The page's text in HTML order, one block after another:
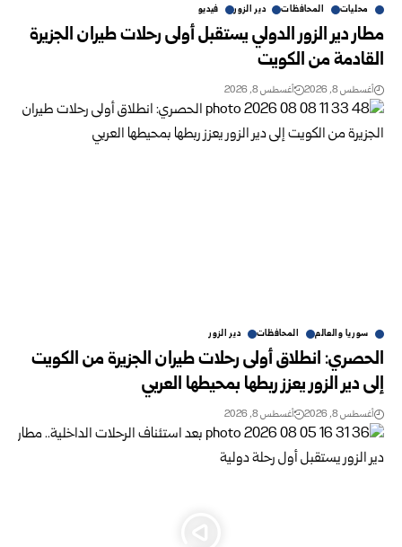
محليات المحافظات دير الزور فيديو
مطار دير الزور الدولي يستقبل أولى رحلات طيران الجزيرة
‏القادمة من الكويت
أغسطس 8, 2026 أغسطس 8, 2026
سوريا والعالم المحافظات دير الزور
الحصري: انطلاق أولى رحلات طيران الجزيرة من الكويت
إلى دير الزور يعزز ربطها بمحيطها العربي
أغسطس 8, 2026 أغسطس 8, 2026